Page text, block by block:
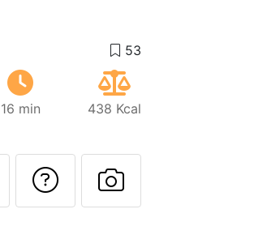
16 min 438 Kcal
cette recette à un
Imprimer cette page
Poser une
Publier